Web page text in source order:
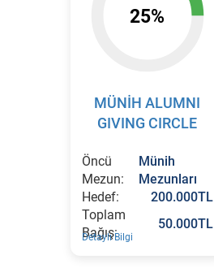
25%
MÜNİH ALUMNI
GIVING CIRCLE
Öncü
Mezun:
Münih
Mezunları
Hedef:
200.000TL
Toplam
Bağış:
50.000TL
Detaylı Bilgi